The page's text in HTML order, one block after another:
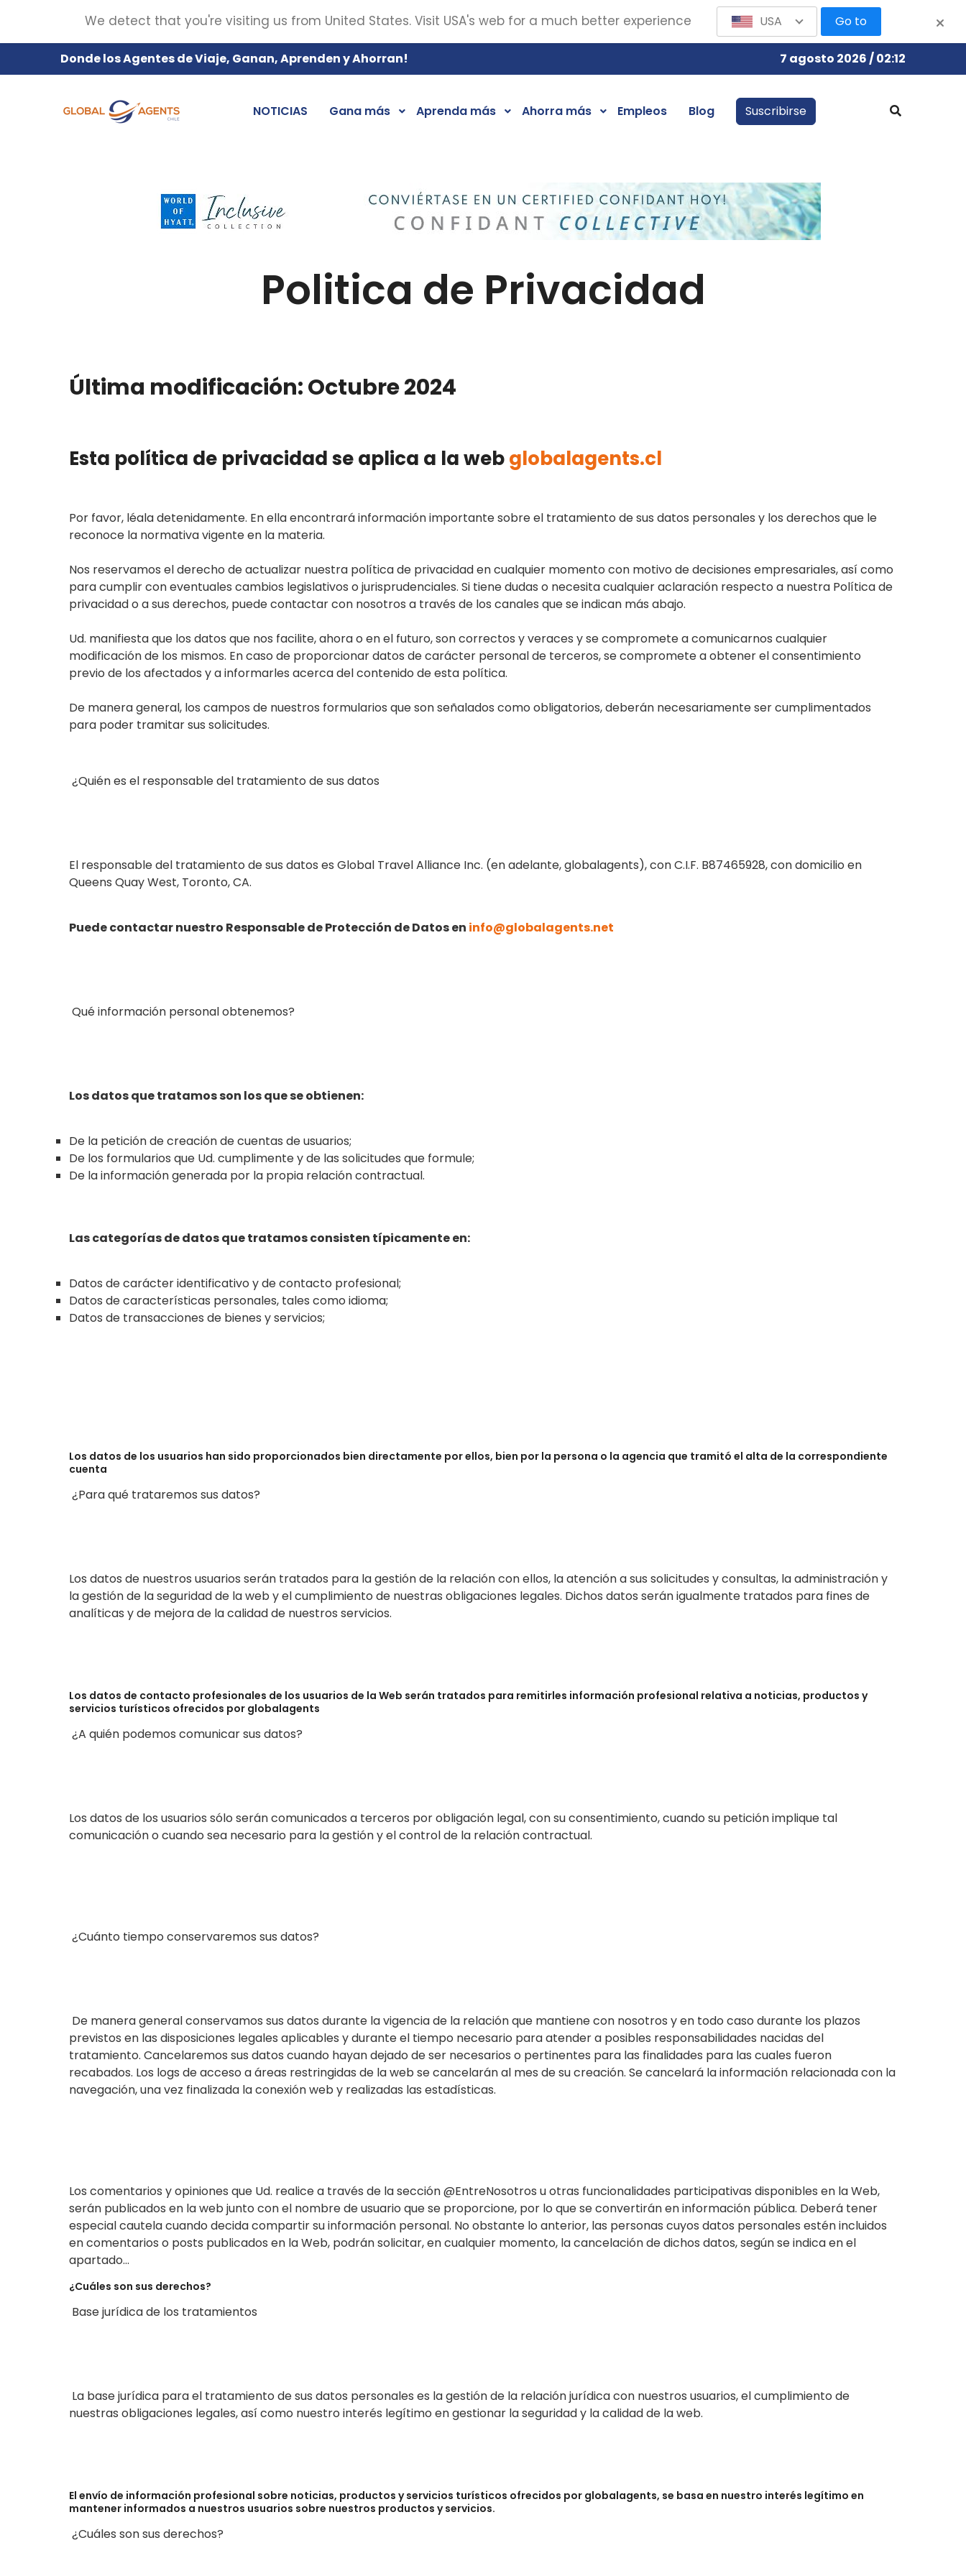
Donde los Agentes de Viaje, Ganan, Aprenden y Ahorran! 7 agosto 2026 / 02:12
NOTICIAS Gana más Aprenda más Ahorra más Empleos Blog Suscribirse
Politica de Privacidad
Última modificación: Octubre 2024
Esta política de privacidad se aplica a la webglobalagents.cl
Por favor, léala detenidamente. En ella encontrará información importante sobre el tratamiento de sus datos personales y los derechos que le
reconoce la normativa vigente en la materia.
Nos reservamos el derecho de actualizar nuestra política de privacidad en cualquier momento con motivo de decisiones empresariales, así como
para cumplir con eventuales cambios legislativos o jurisprudenciales. Si tiene dudas o necesita cualquier aclaración respecto a nuestra Política de
privacidad o a sus derechos, puede contactar con nosotros a través de los canales que se indican más abajo.
Ud. manifiesta que los datos que nos facilite, ahora o en el futuro, son correctos y veraces y se compromete a comunicarnos cualquier
modificación de los mismos. En caso de proporcionar datos de carácter personal de terceros, se compromete a obtener el consentimiento
previo de los afectados y a informarles acerca del contenido de esta política.
De manera general, los campos de nuestros formularios que son señalados como obligatorios, deberán necesariamente ser cumplimentados
para poder tramitar sus solicitudes.
¿Quién es el responsable del tratamiento de sus datos
El responsable del tratamiento de sus datos es Global Travel Alliance Inc. (en adelante, globalagents), con C.I.F. B87465928, con domicilio en
Queens Quay West, Toronto, CA.
Puede contactar nuestro Responsable de Protección de Datos en info@globalagents.net
Qué información personal obtenemos?
Los datos que tratamos son los que se obtienen:
De la petición de creación de cuentas de usuarios;
De los formularios que Ud. cumplimente y de las solicitudes que formule;
De la información generada por la propia relación contractual.
Las categorías de datos que tratamos consisten típicamente en:
Datos de carácter identificativo y de contacto profesional;
Datos de características personales, tales como idioma;
Datos de transacciones de bienes y servicios;
Los datos de los usuarios han sido proporcionados bien directamente por ellos, bien por la persona o la agencia que tramitó el alta de la correspondiente
cuenta
¿Para qué trataremos sus datos?
Los datos de nuestros usuarios serán tratados para la gestión de la relación con ellos, la atención a sus solicitudes y consultas, la administración y
la gestión de la seguridad de la web y el cumplimiento de nuestras obligaciones legales. Dichos datos serán igualmente tratados para fines de
analíticas y de mejora de la calidad de nuestros servicios.
Los datos de contacto profesionales de los usuarios de la Web serán tratados para remitirles información profesional relativa a noticias, productos y
servicios turísticos ofrecidos por globalagents
¿A quién podemos comunicar sus datos?
Los datos de los usuarios sólo serán comunicados a terceros por obligación legal, con su consentimiento, cuando su petición implique tal
comunicación o cuando sea necesario para la gestión y el control de la relación contractual.
¿Cuánto tiempo conservaremos sus datos?
De manera general conservamos sus datos durante la vigencia de la relación que mantiene con nosotros y en todo caso durante los plazos
previstos en las disposiciones legales aplicables y durante el tiempo necesario para atender a posibles responsabilidades nacidas del
tratamiento. Cancelaremos sus datos cuando hayan dejado de ser necesarios o pertinentes para las finalidades para las cuales fueron
recabados. Los logs de acceso a áreas restringidas de la web se cancelarán al mes de su creación. Se cancelará la información relacionada con la
navegación, una vez finalizada la conexión web y realizadas las estadísticas.
Los comentarios y opiniones que Ud. realice a través de la sección @EntreNosotros u otras funcionalidades participativas disponibles en la Web,
serán publicados en la web junto con el nombre de usuario que se proporcione, por lo que se convertirán en información pública. Deberá tener
especial cautela cuando decida compartir su información personal. No obstante lo anterior, las personas cuyos datos personales estén incluidos
en comentarios o posts publicados en la Web, podrán solicitar, en cualquier momento, la cancelación de dichos datos, según se indica en el
apartado...
¿Cuáles son sus derechos?
Base jurídica de los tratamientos
La base jurídica para el tratamiento de sus datos personales es la gestión de la relación jurídica con nuestros usuarios, el cumplimiento de
nuestras obligaciones legales, así como nuestro interés legítimo en gestionar la seguridad y la calidad de la web.
El envío de información profesional sobre noticias, productos y servicios turísticos ofrecidos por globalagents, se basa en nuestro interés legítimo en
mantener informados a nuestros usuarios sobre nuestros productos y servicios.
¿Cuáles son sus derechos?
We detect that you're visiting us from United States. Visit USA's web for a much better experience USA Go to